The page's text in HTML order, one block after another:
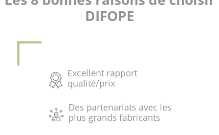
DIFOPE
Excellent rapport
qualité/prix
Des partenariats avec les
plus grands fabricants